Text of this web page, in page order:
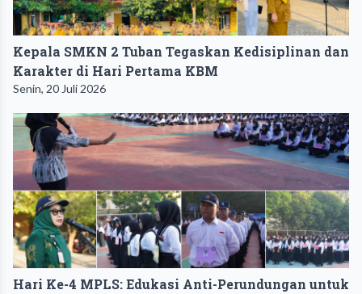
Kepala SMKN 2 Tuban Tegaskan Kedisiplinan dan
Karakter di Hari Pertama KBM
Senin, 20 Juli 2026
Hari Ke-4 MPLS: Edukasi Anti-Perundungan untuk